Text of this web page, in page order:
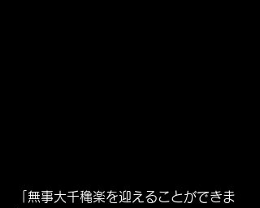
「無事大千穐楽を迎えることができま